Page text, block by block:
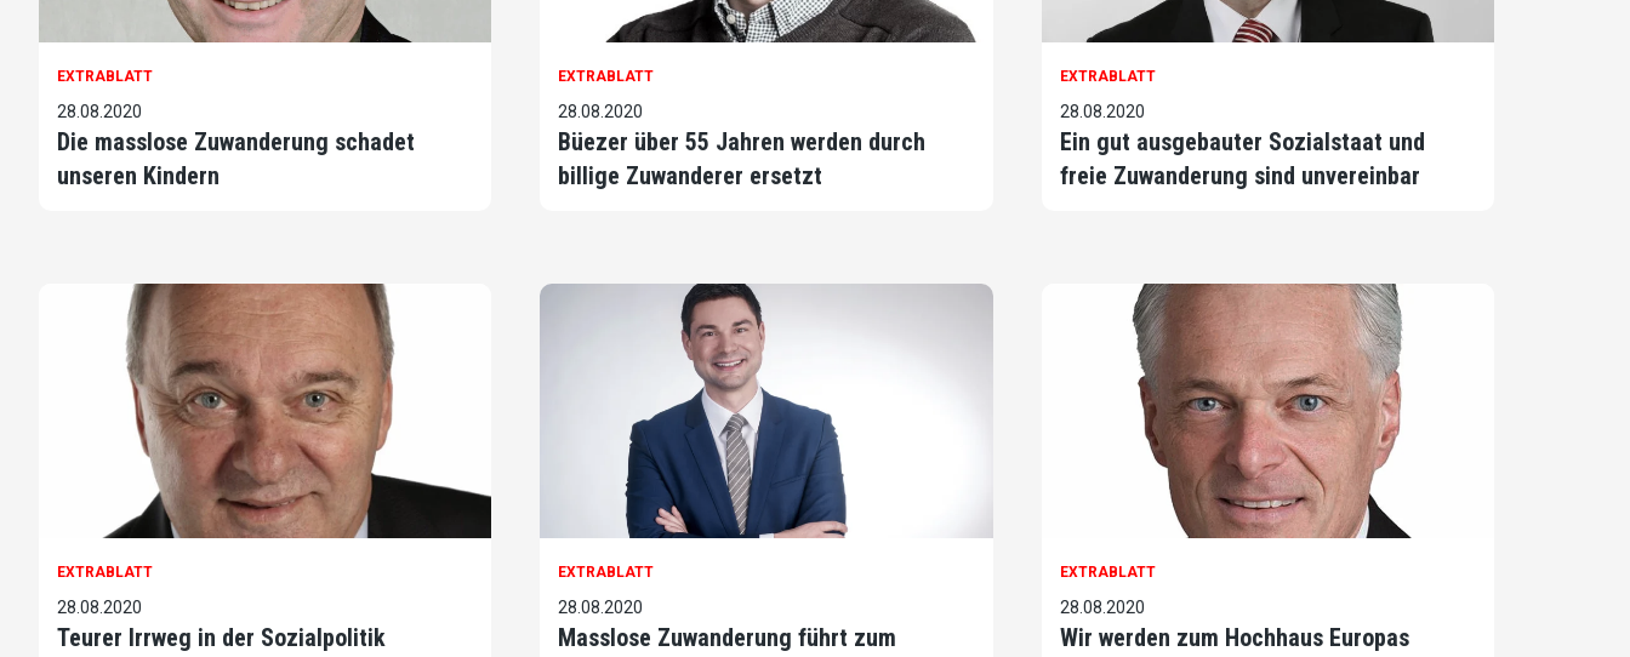
EXTRABLATT
28.08.2020
Die masslose Zuwanderung schadet
unseren Kindern
EXTRABLATT
28.08.2020
Büezer über 55 Jahren werden durch
billige Zuwanderer ersetzt
EXTRABLATT
28.08.2020
Ein gut ausgebauter Sozialstaat und
freie Zuwanderung sind unvereinbar
EXTRABLATT
28.08.2020
Teurer Irrweg in der Sozialpolitik
EXTRABLATT
28.08.2020
Masslose Zuwanderung führt zum
EXTRABLATT
28.08.2020
Wir werden zum Hochhaus Europas